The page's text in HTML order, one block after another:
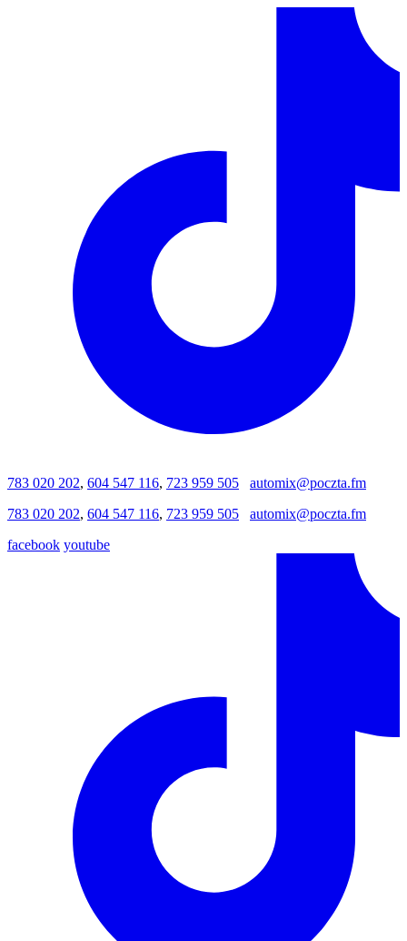
783 020 202, 604 547 116, 723 959 505
automix@poczta.fm
783 020 202, 604 547 116, 723 959 505
automix@poczta.fm
facebook youtube